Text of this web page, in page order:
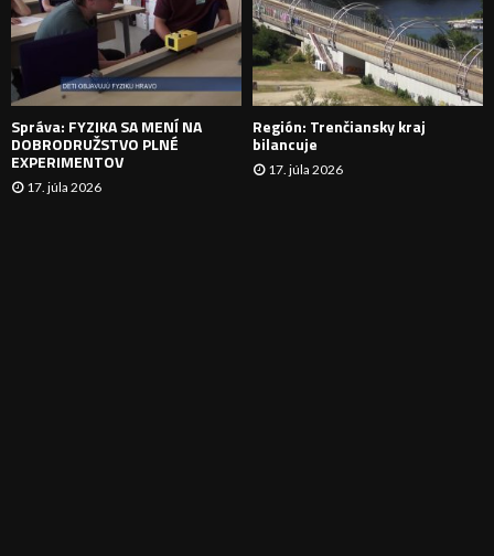
N
I
E
Správa: FYZIKA SA MENÍ NA
DOBRODRUŽSTVO PLNÉ
EXPERIMENTOV
17. júla 2026
Región: Trenčiansky kraj
bilancuje
17. júla 2026